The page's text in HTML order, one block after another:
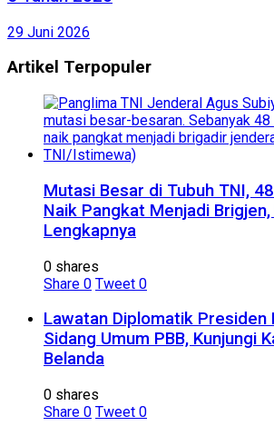
29 Juni 2026
Artikel Terpopuler
Mutasi Besar di Tubuh TNI,
Naik Pangkat Menjadi
Lengkapnya
0 shares
Share 0 Tweet 0
Lawatan Diplomatik Presiden
Sidang Umum PBB, Kunjungi
Belanda
0 shares
Share 0 Tweet 0